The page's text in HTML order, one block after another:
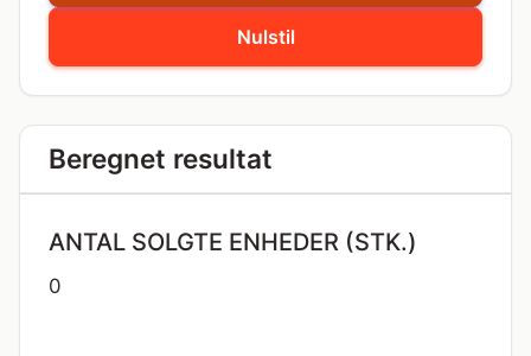
Nulstil
Beregnet resultat
ANTAL SOLGTE ENHEDER (STK.)
0